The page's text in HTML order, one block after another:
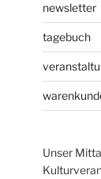
newsletter
tagebuch
Unser